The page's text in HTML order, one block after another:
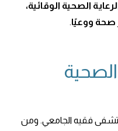
الصحية الوقائية،
صحة ووعيًا.
فقيه الجامعي. ومن